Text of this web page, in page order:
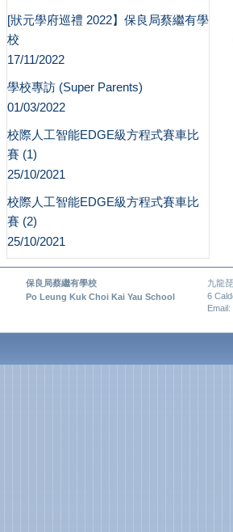
[狀元學府巡禮 2022】保良局蔡繼有學
校
17/11/2022
學校專訪 (Super Parents)
01/03/2022
校際人工智能EDGE級方程式賽車比
賽 (1)
25/10/2021
校際人工智能EDGE級方程式賽車比
賽 (2)
25/10/2021
保良局蔡繼有學校
九龍
Po Leung Kuk Choi Kai Yau School
6